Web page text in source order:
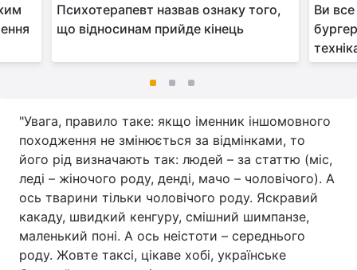
Психотерапевт назвав ознаку того,
що відносинам прийде кінець
Ви
"Увага, правило таке: якщо іменник іншомовного
походження не змінюється за відмінками, то
його рід визначають так: людей – за статтю (міс,
леді – жіночого роду, денді, мачо – чоловічого). А
ось тварини тільки чоловічого роду. Яскравий
какаду, швидкий кенгуру, смішний шимпанзе,
маленький поні. А ось неістоти – середнього
роду. Жовте таксі, цікаве хобі, українське